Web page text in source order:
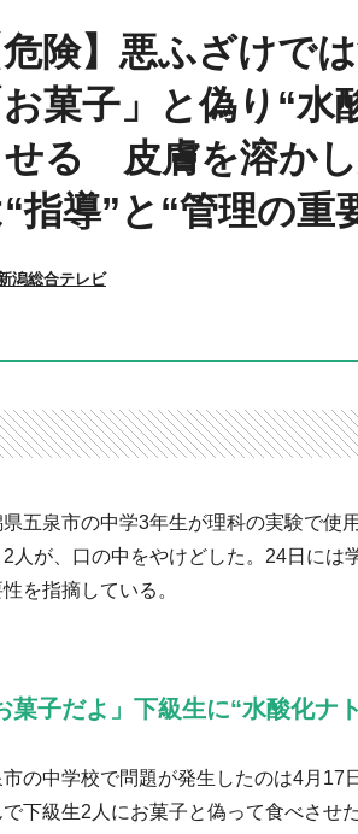
危険】悪ふざけで
お菓子」と偽り“
せる 皮膚を溶か
指導”と“管理の重
潟総合テレビ
県五泉市の中学3年生が理科の実験で使
人が、口の中をやけどした。24日には
を指摘している。
菓子だよ」下級生に“水酸化ナ
市の中学校で問題が発生したのは4月17
下級生2人にお菓子と偽って食べさせ